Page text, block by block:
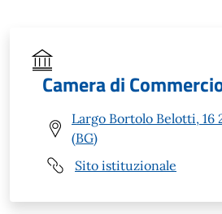
Camera di
Largo Bortolo Belotti, 16
(BG)
Sito istituzionale